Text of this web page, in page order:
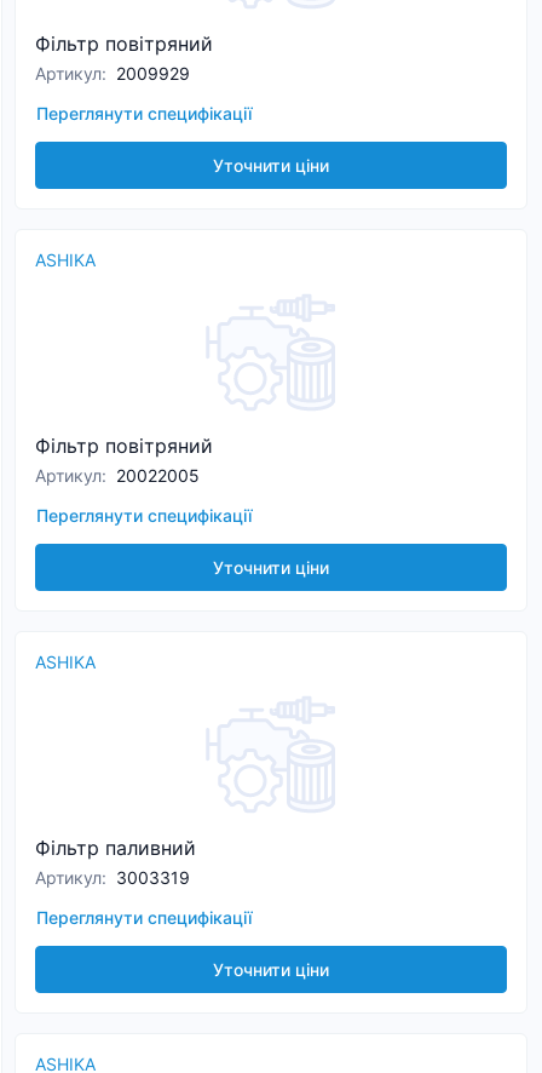
Фільтр повітряний
Артикул: 2009929
Переглянути специфікації
Уточнити ціни
ASHIKA
Фільтр повітряний
Артикул: 20022005
Переглянути специфікації
Уточнити ціни
ASHIKA
Фільтр паливний
Артикул: 3003319
Переглянути специфікації
Уточнити ціни
ASHIKA